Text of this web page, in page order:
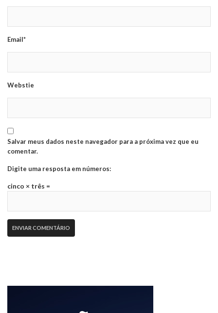
Email*
Webstie
Salvar meus dados neste navegador para a próxima vez que eu
comentar.
Digite uma resposta em números:
cinco × três =